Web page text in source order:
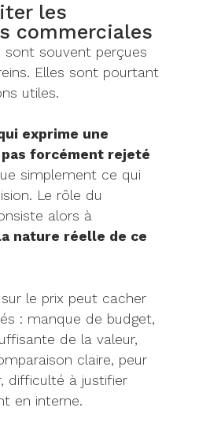
les
commerciales
sont souvent perçues
Elles sont pourtant
utiles.
exprime une
pas forcément rejeté
simplement ce qui
Le rôle du
alors à
nature réelle de ce
le prix peut cacher
: manque de budget,
de la valeur,
claire, peur
difficulté à justifier
en interne.